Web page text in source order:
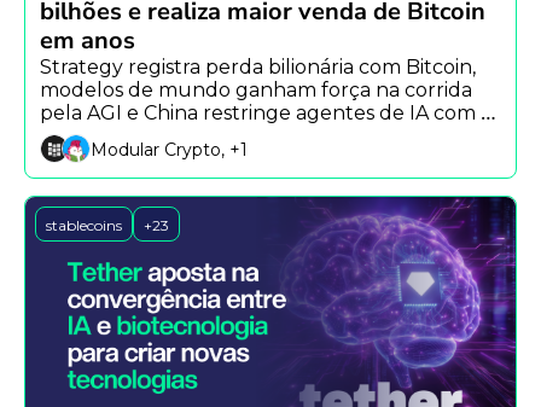
bilhões e realiza maior venda de Bitcoin
em anos
Strategy registra perda bilionária com Bitcoin,
modelos de mundo ganham força na corrida
pela AGI e China restringe agentes de IA com
personalidade.
Modular Crypto, +1
stablecoins +23